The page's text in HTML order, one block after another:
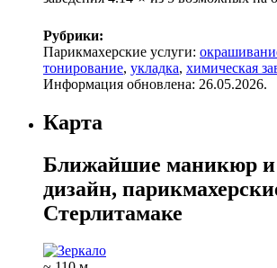
Рубрики:
Парикмахерские услуги:
тонирование, укладка, химическая
Информация обновлена: 26.05.2026.
Карта
Ближайшие маникюр и
дизайн,
Стерлитамаке